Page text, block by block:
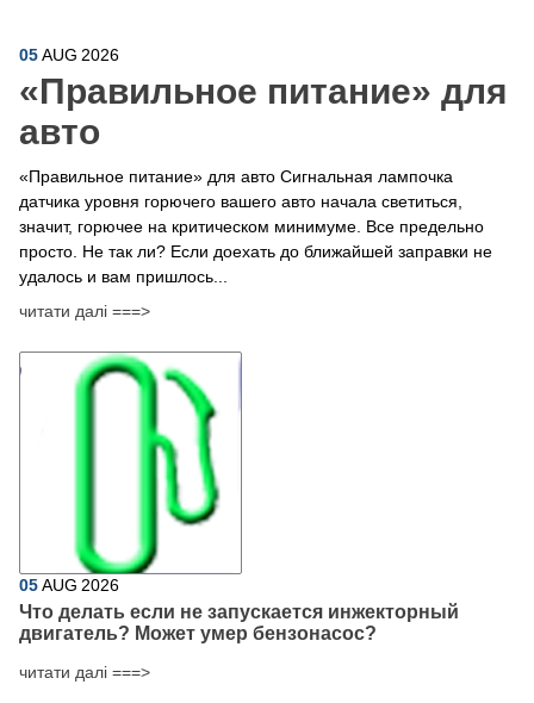
05AUG 2026
​«Правильное питание» для
авто
«Правильное питание» для авто Сигнальная лампочка
датчика уровня горючего вашего авто начала светиться,
значит, горючее на критическом минимуме. Все предельно
просто. Не так ли? Если доехать до ближайшей заправки не
удалось и вам пришлось...
читати далі ===>
05AUG 2026
Что делать если не запускается инжекторный
двигатель? Может умер бензонасос?
читати далі ===>